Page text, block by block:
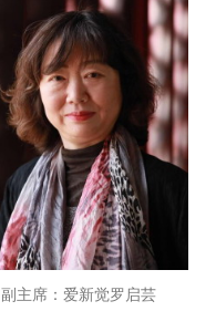
副主席：爱新觉罗启芸